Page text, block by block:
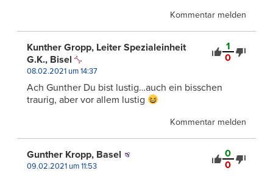
Kommentar melden
1
0
Kunther Gropp, Leiter Spezialeinheit
G.K., Bisel
08.02.2021 um 14:37
Ach Gunther Du bist lustig…auch ein bisschen
traurig, aber vor allem lustig
Kommentar melden
0
0
Gunther Kropp, Basel
09.02.2021 um 11:53